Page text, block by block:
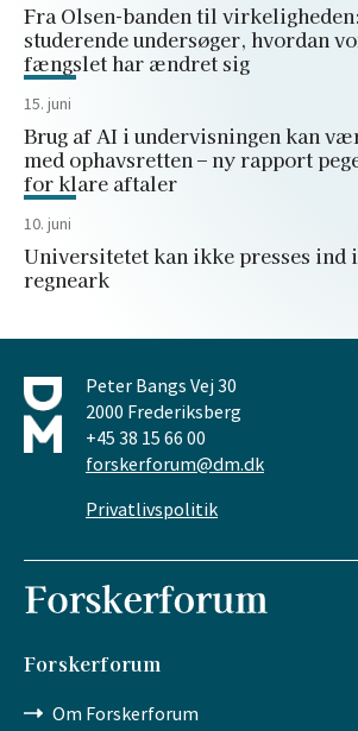
Fra Olsen-banden til
studerende undersøger, hvordan
fængslet har ændret sig
15. juni
Brug af AI i undervisningen kan
med ophavsretten – ny rapport
for klare aftaler
10. juni
Universitetet kan ikke presses ind
regneark
Peter Bangs Vej 30
2000 Frederiksberg
+45 38 15 66 00
forskerforum@dm.dk
Privatlivspolitik
Forskerforum
Om Forskerforum